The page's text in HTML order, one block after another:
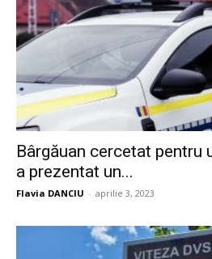
Bârgăuan cercetat pentru
a prezentat un...
Flavia DANCIU - aprilie 3, 2023